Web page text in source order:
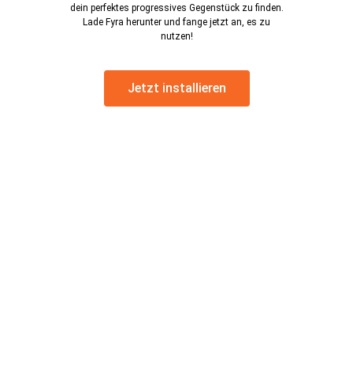
dein perfektes progressives Gegenstück zu finden.
Lade Fyra herunter und fange jetzt an, es zu
nutzen!
Jetzt installieren